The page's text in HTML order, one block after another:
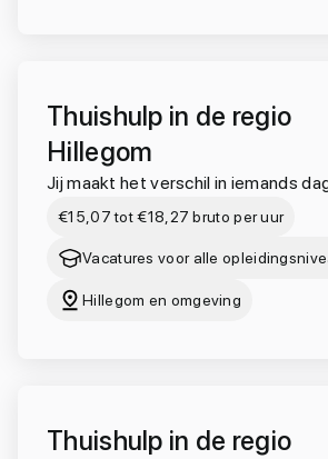
Thuishulp in de regio
Hillegom
Jij maakt het verschil in iemands
€15,07 tot €18,27 bruto per uur
Vacatures voor alle
Hillegom en omgeving
Thuishulp in de regio